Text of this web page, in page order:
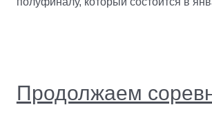
Продолжаем